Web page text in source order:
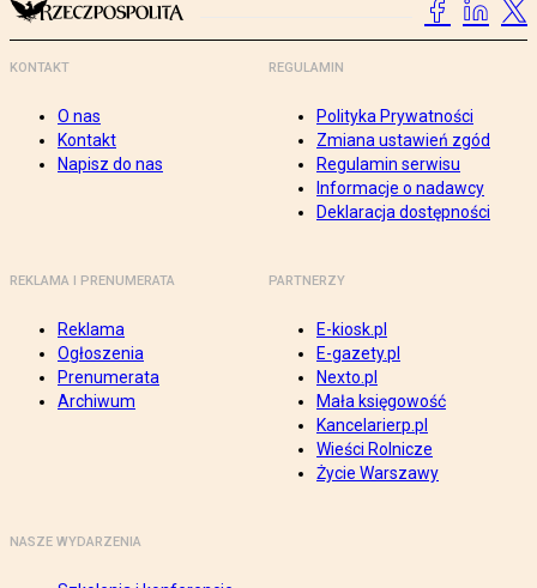
KONTAKT
O nas
Kontakt
Napisz do nas
REGULAMIN
Polityka Prywatności
Zmiana ustawień zgód
Regulamin serwisu
Informacje o nadawcy
Deklaracja dostępności
REKLAMA I PRENUMERATA
Reklama
Ogłoszenia
Prenumerata
Archiwum
PARTNERZY
E-kiosk.pl
E-gazety.pl
Nexto.pl
Mała księgowość
Kancelarierp.pl
Wieści Rolnicze
Życie Warszawy
NASZE WYDARZENIA